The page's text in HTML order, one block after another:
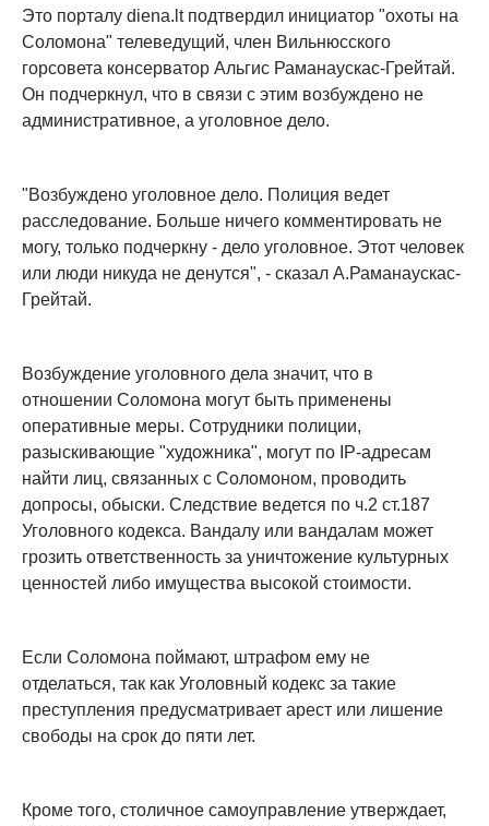
Это порталу diena.lt подтвердил инициатор "охоты на
Соломона" телеведущий, член Вильнюсского
горсовета консерватор Альгис Раманаускас-Грейтай.
Он подчеркнул, что в связи с этим возбуждено не
административное, а уголовное дело.
"Возбуждено уголовное дело. Полиция ведет
расследование. Больше ничего комментировать не
могу, только подчеркну - дело уголовное. Этот человек
или люди никуда не денутся", - сказал А.Раманаускас-
Грейтай.
Возбуждение уголовного дела значит, что в
отношении Соломона могут быть применены
оперативные меры. Сотрудники полиции,
разыскивающие "художника", могут по IP-адресам
найти лиц, связанных с Соломоном, проводить
допросы, обыски. Следствие ведется по ч.2 ст.187
Уголовного кодекса. Вандалу или вандалам может
грозить ответственность за уничтожение культурных
ценностей либо имущества высокой стоимости.
Если Соломона поймают, штрафом ему не
отделаться, так как Уголовный кодекс за такие
преступления предусматривает арест или лишение
свободы на срок до пяти лет.
Кроме того, столичное самоуправление утверждает,